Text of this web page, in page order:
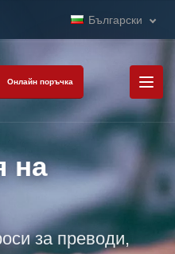
Български
Онлайн поръчка
на
за преводи,